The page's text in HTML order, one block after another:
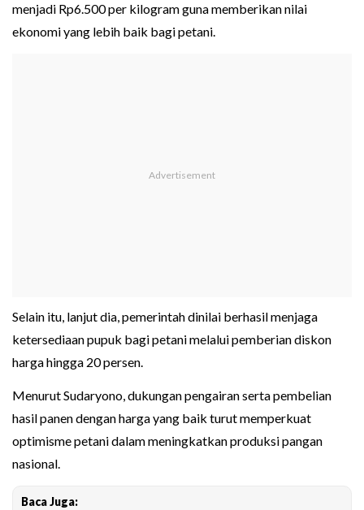
menjadi Rp6.500 per kilogram guna memberikan nilai
ekonomi yang lebih baik bagi petani.
Selain itu, lanjut dia, pemerintah dinilai berhasil menjaga
ketersediaan pupuk bagi petani melalui pemberian diskon
harga hingga 20 persen.
Menurut Sudaryono, dukungan pengairan serta pembelian
hasil panen dengan harga yang baik turut memperkuat
optimisme petani dalam meningkatkan produksi pangan
nasional.
Baca Juga: